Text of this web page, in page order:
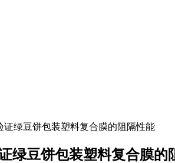
证绿豆饼包装塑料复合膜的阻隔性能
绿豆饼包装塑料复合膜的